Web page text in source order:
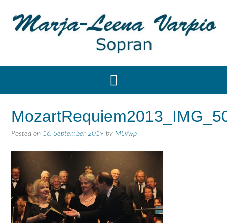
Posted on 16. September 2019 by MLVwp